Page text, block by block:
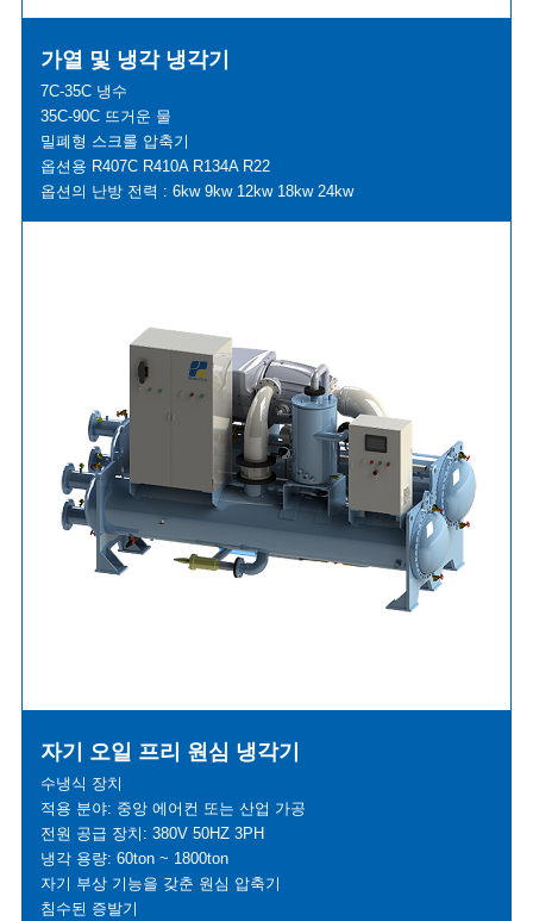
가열 및 냉각 냉각기
7C-35C 냉수
35C-90C 뜨거운 물
밀폐형 스크롤 압축기
옵션용 R407C R410A R134A R22
옵션의 난방 전력 : 6kw 9kw 12kw 18kw 24kw
자기 오일 프리 원심 냉각기
수냉식 장치
적용 분야: 중앙 에어컨 또는 산업 가공
전원 공급 장치: 380V 50HZ 3PH
냉각 용량: 60ton ~ 1800ton
자기 부상 기능을 갖춘 원심 압축기
침수된 증발기